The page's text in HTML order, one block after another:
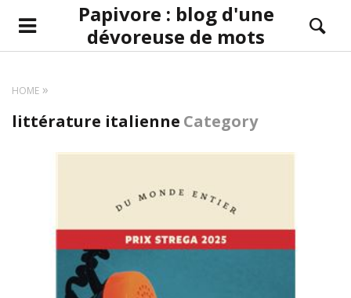
Papivore : blog d'une
dévoreuse de mots
HOME
littérature italienne Category